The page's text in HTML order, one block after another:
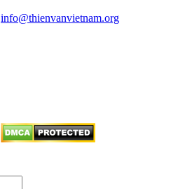
info@thienvanvietnam.org